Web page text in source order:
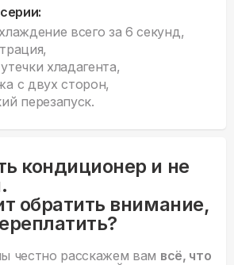
всего за 6 секунд,
хладагента,
с двух сторон,
перезапуск.
кондиционер и не
обратить внимание,
честно расскажем вам всё, что